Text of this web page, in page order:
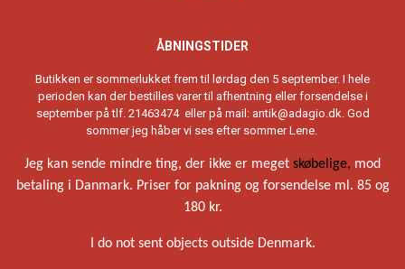
ÅBNINGSTIDER
Butikken er sommerlukket frem til lørdag den 5 september. I hele
perioden kan der bestilles varer til afhentning eller forsendelse i
september på tlf. 21463474 eller på mail: antik@adagio.dk. God
sommer jeg håber vi ses efter sommer Lene.
Jeg kan sende mindre ting, der ikke er meget skøbelige, mod
betaling i Danmark. Priser for pakning og forsendelse ml. 85 og
180 kr.
I do not sent objects outside Denmark.